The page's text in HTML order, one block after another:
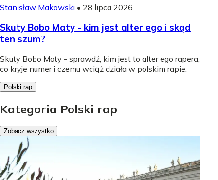
Stanisław Makowski • 28 lipca 2026
Skuty Bobo Maty - kim jest alter ego i skąd
ten szum?
Skuty Bobo Maty - sprawdź, kim jest to alter ego rapera,
co kryje numer i czemu wciąż działa w polskim rapie.
Polski rap
Kategoria Polski rap
Zobacz wszystko